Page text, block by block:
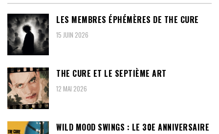
LES MEMBRES ÉPHÉMÈRES DE THE CURE
15 JUIN 2026
THE CURE ET LE SEPTIÈME ART
12 MAI 2026
WILD MOOD SWINGS : LE 30E ANNIVERSAIRE